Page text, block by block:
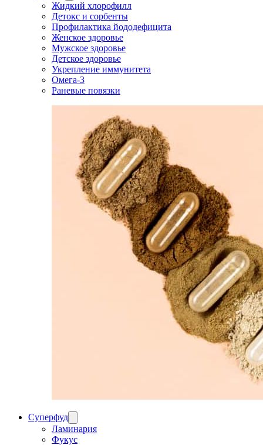
Жидкий хлорофилл
Детокс и сорбенты
Профилактика йододефицита
Женское здоровье
Мужское здоровье
Детское здоровье
Укрепление иммунитета
Омега-3
Раневые повязки
Суперфуд
Ламинария
Фукус